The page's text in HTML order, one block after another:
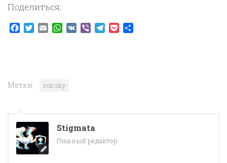
Поделиться:
Facebook
TwitterEmailWhatsApp
VK ViberTelegram
Pocket
Метки: iron sky
Stigmata
Главный редактор